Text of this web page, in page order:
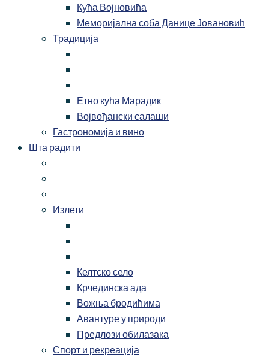
Кућа Војновића
Меморијална соба Данице Јовановић
Традиција
Етно кућа Марадик
Војвођански салаши
Гастрономија и вино
Шта радити
Излети
Келтско село
Крчединска ада
Вожња бродићима
Авантуре у природи
Предлози обилазака
Спорт и рекреација